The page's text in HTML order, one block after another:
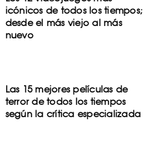
icónicos de todos los tiempos;
desde el más viejo al más
nuevo
Las 15 mejores películas de
terror de todos los tiempos
según la crítica especializada